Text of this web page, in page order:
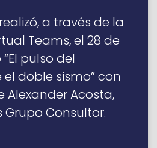
a través de la
Teams, el 28 de
pulso del
doble sismo” con
Alexander Acosta,
Grupo Consultor.